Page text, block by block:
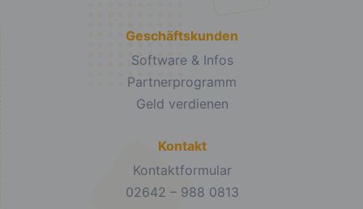
Geschäftskunden
Software & Infos
Partnerprogramm
Geld verdienen
Kontakt
Kontaktformular
02642 – 988 0813